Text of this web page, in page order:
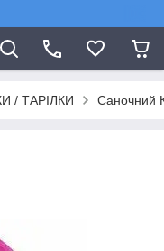
/ ТАРІЛКИ Саночний